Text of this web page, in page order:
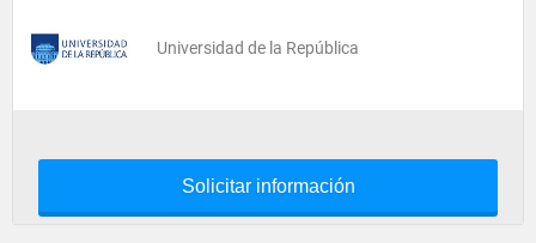
Universidad de la República
Solicitar información